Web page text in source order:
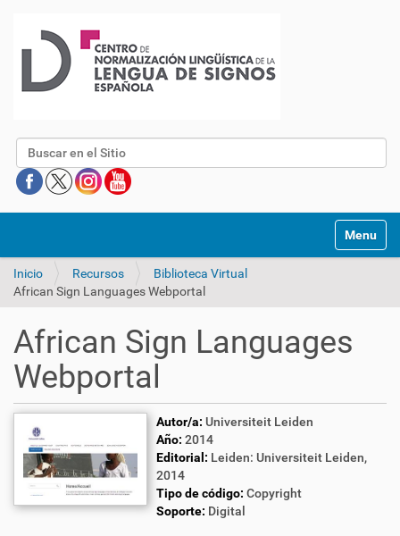
Buscar
Mostrar/
Inicio Recursos
Biblioteca Virtual
African Sign Languages Webportal
African Sign Languages
Webportal
Autor/a: Universiteit Leiden
Año: 2014
Editorial: Leiden: Universiteit Leiden,
2014
Tipo de código: Copyright
Soporte: Digital